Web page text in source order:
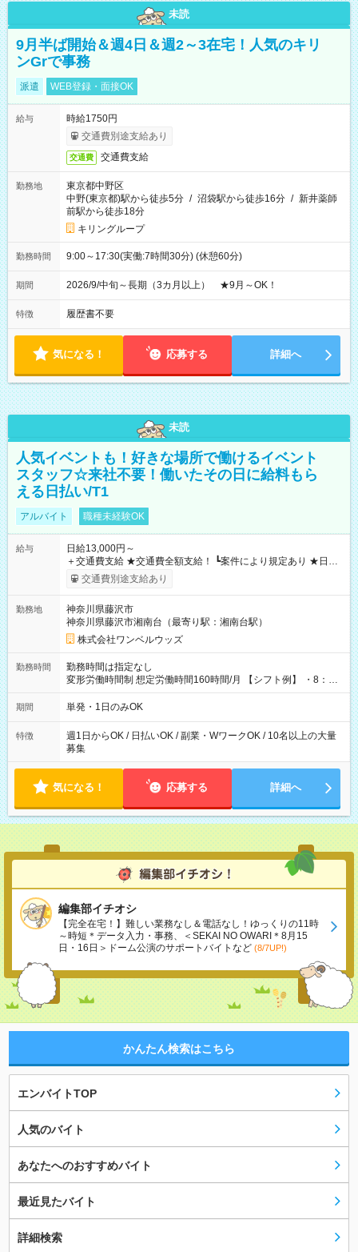
未読
9月半ば開始＆週4日＆週2～3在宅！人気のキリ
ンGrで事務
派遣 WEB登録・面接OK
給与
時給1750円
交通費別途支給あり
交通費 交通費支給
勤務地
東京都中野区
中野(東京都)駅から徒歩5分 / 沼袋駅から徒歩16分 / 新井薬師
前駅から徒歩18分
キリングループ
勤務時間 9:00～17:30(実働:7時間30分) (休憩60分)
期間 2026/9/中旬～長期（3カ月以上） ★9月～OK！
特徴 履歴書不要
気になる！ 応募する 詳細へ
未読
人気イベントも！好きな場所で働けるイベント
スタッフ☆来社不要！働いたその日に給料もら
える日払い/T1
アルバイト 職種未経験OK
給与
日給13,000円～
＋交通費支給 ★交通費全額支給！ ┗案件により規定あり ★日払
いOK！（規定あり） ┗働いたその日に現金GET♪ お仕事後はコ
ンビニATMから 日払い分を引き落とせます！ 【試用期間】試
交通費別途支給あり
勤務地
神奈川県藤沢市
神奈川県藤沢市湘南台（最寄り駅：湘南台駅）
株式会社ワンベルウッズ
勤務時間
勤務時間は指定なし
変形労働時間制 想定労働時間160時間/月 【シフト例】 ・8：00
～21：00
期間 単発・1日のみOK
特徴
週1日からOK / 日払いOK / 副業・WワークOK / 10名以上の大量
募集
気になる！ 応募する 詳細へ
編集部イチオシ
【完全在宅！】難しい業務なし＆電話なし！ゆっくりの11時
～時短＊データ入力・事務、＜SEKAI NO OWARI＊8月15
日・16日＞ドーム公演のサポートバイトなど (8/7UP!)
かんたん検索はこちら
エンバイトTOP
人気のバイト
あなたへのおすすめバイト
最近見たバイト
詳細検索